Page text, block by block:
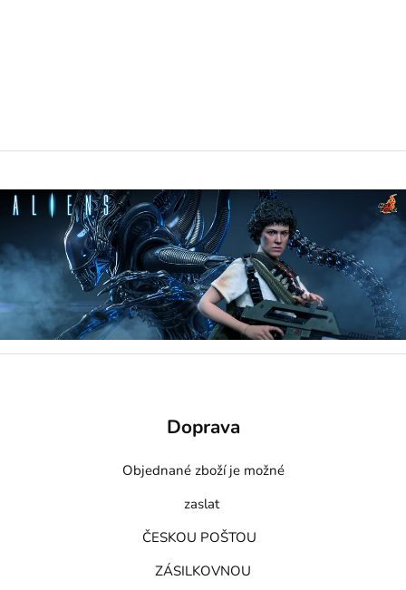
Doprava
Objednané zboží je možné
zaslat
ČESKOU POŠTOU
ZÁSILKOVNOU